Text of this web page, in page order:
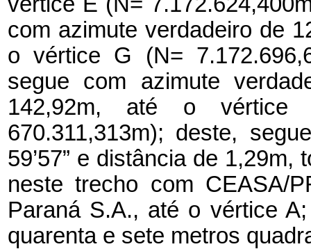
com azimute verdadeiro de
o vértice G (N=
segue com azimute
142,92m, até o vértice
670.311,313m); deste,
59’57” e distância de
neste trecho com CEASA/
Paraná S.A., até o vértice
quarenta e sete metros